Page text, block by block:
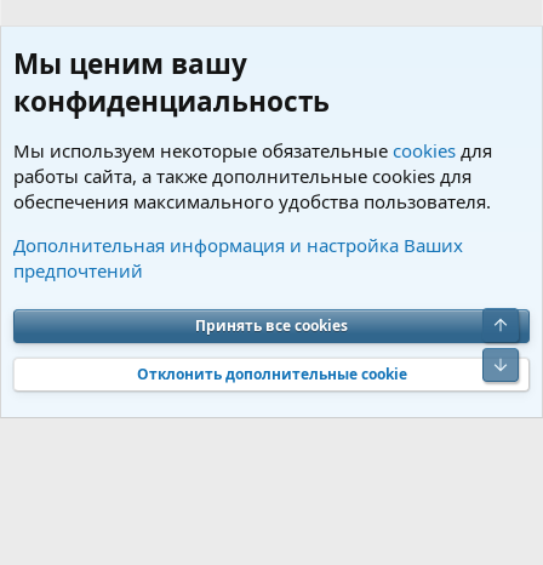
Пользователи
Cookies Charm by DCom
Обратная связь
Условия и правила
Политика конфиденциальности
Помощь
S
S
Community platform by XenForo® © 2010-2026 XenForo Ltd. Перевод от
Jumuro®|Media embeds via s9e/MediaSites
Мы ценим вашу
конфиденциальность
Мы используем некоторые обязательные cookies для
работы сайта, а также дополнительные cookies для
обеспечения максимального удобства пользователя.
Дополнительная информация и настройка Ваших
предпочтений
Принять все cookies
Отклонить дополнительные cookie
Верх
Низ